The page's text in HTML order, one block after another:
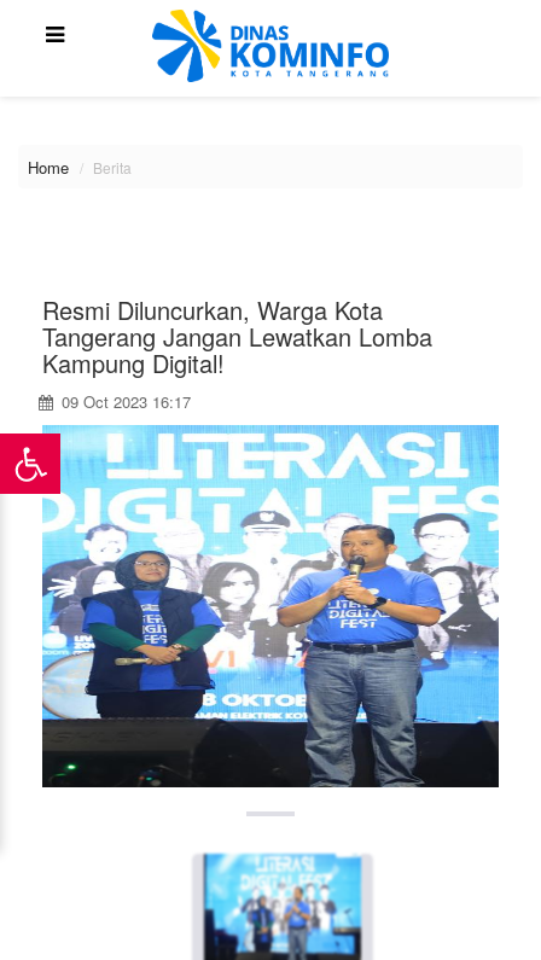
Home Berita
Resmi Diluncurkan, Warga Kota
Tangerang Jangan Lewatkan Lomba
Kampung Digital!
09 Oct 2023 16:17